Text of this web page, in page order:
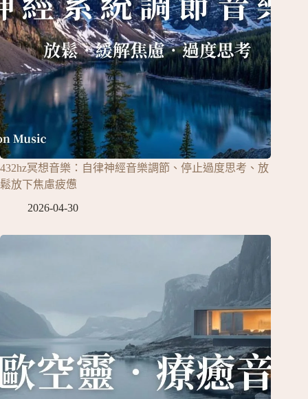
432hz冥想音樂：自律神經音樂調節、停止過度思考、放
鬆放下焦慮疲憊
2026-04-30